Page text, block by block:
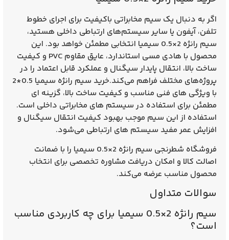
اگر به دنبال یک سیم مخابراتی باکیفیت برای اجرای خطوط
تلفن، آیفون یا سایر سیستم‌های ارتباطی داخلی هستید،
سیم رانژه 2×0.5 سیمیا انتخابی مطمئن خواهد بود. این
محصول با هادی مسی استاندارد، عایق مقاوم PVC و کیفیت
ساخت بالا، انتقال پایدار سیگنال و عملکرد قابل اعتماد را در
پروژه‌های مختلف فراهم می‌کند.
خرید سیم رانژه سیمیا 0.5*2
با ویژگی‌ های فنی مناسب و کیفیت ساخت بالا، گزینه‌ ای
مطمئن برای استفاده در سیستم‌ های مخابراتی داخلی است.
استفاده از این سیم موجب بهبود کیفیت انتقال سیگنال و
افزایش عمر مفید سیستم‌ های ارتباطی می‌شود.
فروشگاه شطرنجی سیم رانژه 2×0.5 سیمیا را با ضمانت
اصالت کالا و امکان دریافت مشاوره تخصصی برای انتخاب
محصول مناسب عرضه می‌کند.
سوالات متداول
سیم رانژه 2×0.5 سیمیا برای چه کاربردی مناسب
است؟